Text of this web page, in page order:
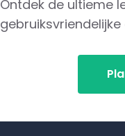
Ontdek de ultieme